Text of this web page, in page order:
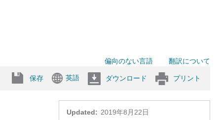
偏向のない言語 翻訳について
保存 英語 ダウンロード プリント
Updated: 2019年8月22日